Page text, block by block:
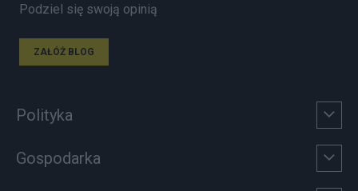
Podziel się swoją opinią
ZAŁÓŻ BLOG
Polityka
Gospodarka